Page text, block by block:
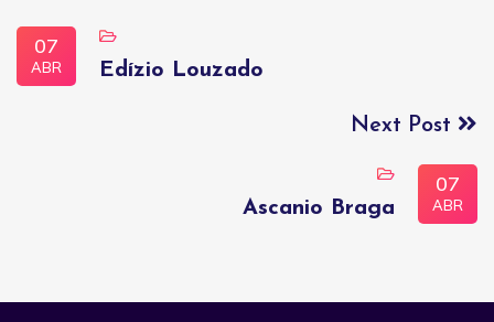
07
ABR Edízio Louzado
Next Post
07
ABR
Ascanio Braga